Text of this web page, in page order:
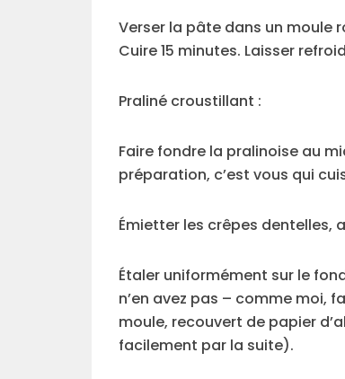
Verser la pâte dans un moule
Cuire 15 minutes. Laisser
Praliné croustillant :
Faire fondre la pralinoise au
préparation, c’est vous qui
Émietter les crêpes dentelles,
Étaler uniformément sur le
n’en avez pas – comme moi,
moule, recouvert de papier
facilement par la suite).